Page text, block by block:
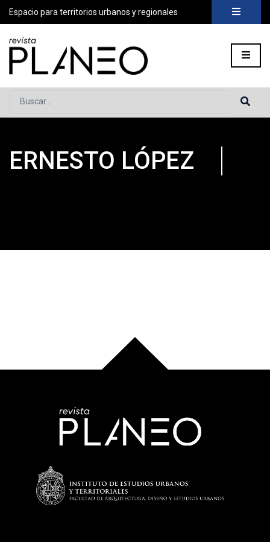
Espacio para territorios urbanos y regionales
Buscar...
Portada»Planeo Hoy»COLABORADORES»
ERNESTO LÓPEZ